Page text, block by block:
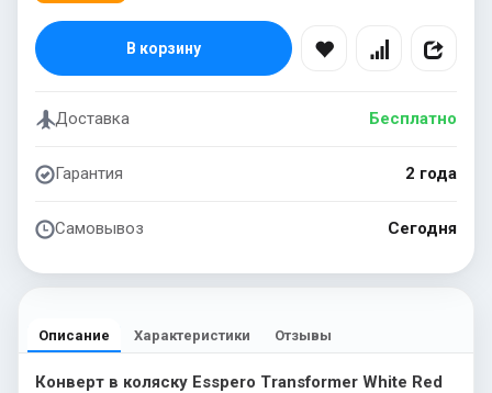
В корзину
Доставка Бесплатно
Гарантия 2 года
Самовывоз Сегодня
Описание Характеристики Отзывы
Конверт в коляску Esspero Transformer White Red